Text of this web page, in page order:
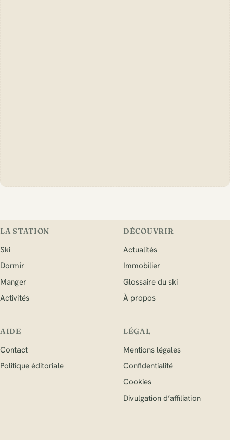
LA STATION
Ski
Dormir
Manger
Activités
DÉCOUVRIR
Actualités
Immobilier
Glossaire du ski
À propos
AIDE
Contact
Politique éditoriale
LÉGAL
Mentions légales
Confidentialité
Cookies
Divulgation d’affiliation